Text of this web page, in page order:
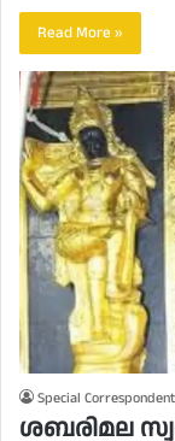
Read More »
Special Correspondent
ശബരിമല